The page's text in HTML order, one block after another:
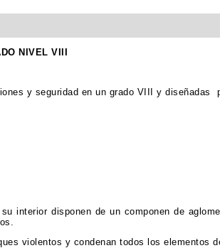
NIVEL VIII
y seguridad en un grado VIII y diseñadas
interior disponen de un componen de
violentos y condenan todos los elementos